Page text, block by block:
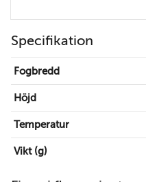
Specifikation
Fogbredd
Höjd
Temperatur
Vikt (g)